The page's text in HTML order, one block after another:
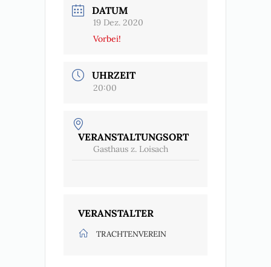
DATUM
19 Dez. 2020
Vorbei!
UHRZEIT
20:00
VERANSTALTUNGSORT
Gasthaus z. Loisach
VERANSTALTER
TRACHTENVEREIN